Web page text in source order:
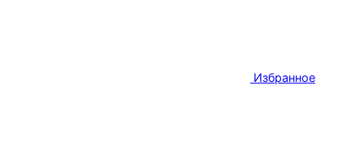
Избранное